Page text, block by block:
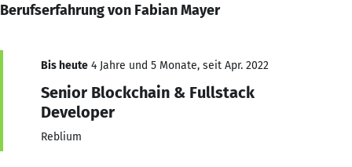
Berufserfahrung von Fabian Mayer
Bis heute 4 Jahre und 5 Monate, seit Apr. 2022
Senior Blockchain & Fullstack
Developer
Reblium